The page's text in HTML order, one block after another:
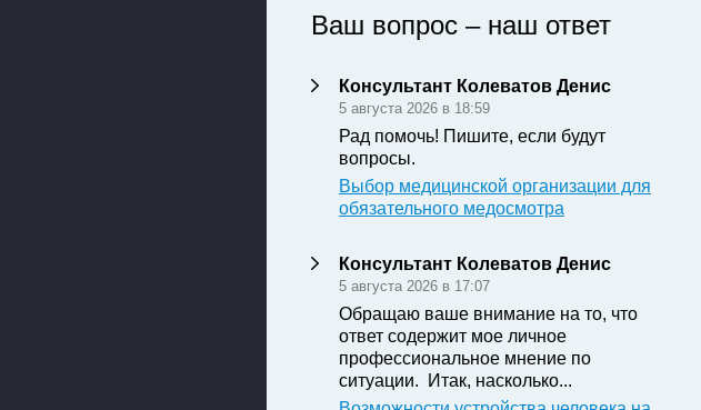
Ваш вопрос – наш ответ
Консультант Колеватов Денис
5 августа 2026 в 18:59
Рад помочь! Пишите, если будут
вопросы.
Выбор медицинской организации для
обязательного медосмотра
Консультант Колеватов Денис
5 августа 2026 в 17:07
Обращаю ваше внимание на то, что
ответ содержит мое личное
профессиональное мнение по
ситуации. Итак, насколько...